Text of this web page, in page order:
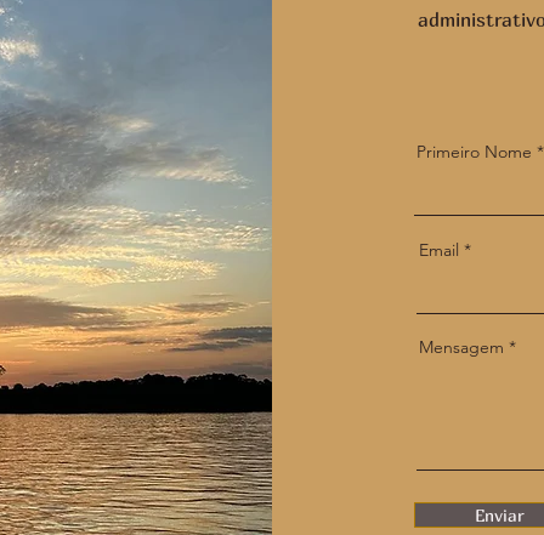
Primeiro Nome
Email
Mensagem
Enviar